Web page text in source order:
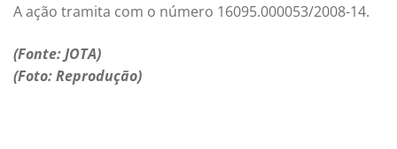
A ação tramita com o número 16095.000053/2008-14.
(Fonte: JOTA)
(Foto: Reprodução)